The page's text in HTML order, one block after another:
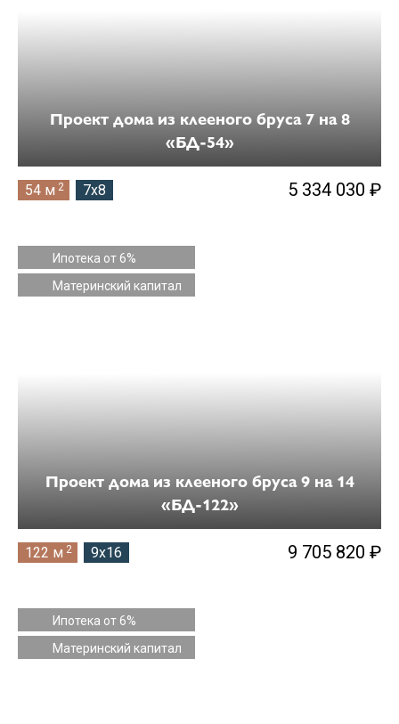
Проект дома из клееного бруса 7 на 8
«БД-54»
54 м 2 7x8 5 334 030 ₽
Ипотека от 6%
Материнский капитал
Проект дома из клееного бруса 9 на 14
«БД-122»
122 м 2 9x16 9 705 820 ₽
Ипотека от 6%
Материнский капитал